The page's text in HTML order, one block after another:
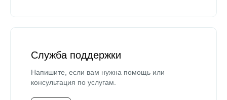
Служба поддержки
Напишите, если вам нужна помощь или
консультация по услугам.